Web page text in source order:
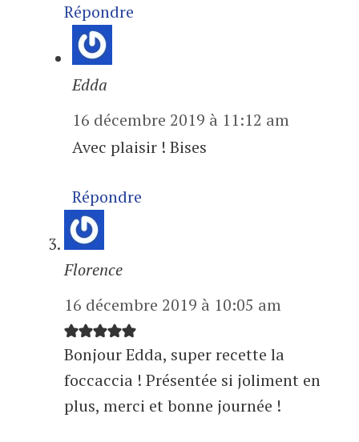
Répondre
Edda
16 décembre 2019 à 11:12 am
Avec plaisir ! Bises
Répondre
Florence
16 décembre 2019 à 10:05 am
Bonjour Edda, super recette la
foccaccia ! Présentée si joliment en
plus, merci et bonne journée !